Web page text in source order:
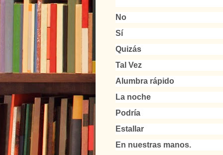
No
Sí
Quizás
Tal Vez
Alumbra rápido
La noche
Podría
Estallar
En nuestras manos.